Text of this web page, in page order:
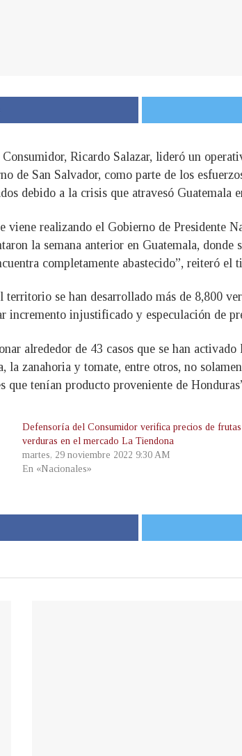
Ricardo Salazar, lideró un
de San Salvador, como parte de los
debido a la crisis que atravesó Guatemala
viene realizando el Gobierno de Presidente
la semana anterior en Guatemala,
completamente abastecido”, reiteró
territorio se han desarrollado más de 8,800
incremento injustificado y especulación de
alrededor de 43 casos que se han
zanahoria y tomate, entre otros, no
que tenían producto proveniente de
Defensoría del Consumidor verifica precios de
verduras en el mercado La Tiendona
martes, 29 noviembre 2022 9:30 AM
En «Nacionales»